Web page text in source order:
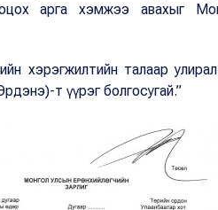
арга хэмжээ авахыг
хэрэгжилтийн талаар
т үүрэг болгосугай.”